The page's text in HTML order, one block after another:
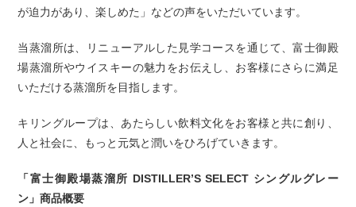
が迫力があり、楽しめた」などの声をいただいています。
当蒸溜所は、リニューアルした見学コースを通じて、富士御殿
場蒸溜所やウイスキーの魅力をお伝えし、お客様にさらに満足
いただける蒸溜所を目指します。
キリングループは、あたらしい飲料文化をお客様と共に創り、
人と社会に、もっと元気と潤いをひろげていきます。
「富士御殿場蒸溜所 DISTILLER’S SELECT シングルグレー
ン」商品概要